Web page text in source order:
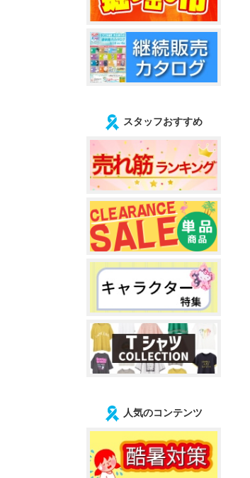
スタッフおすすめ
人気のコンテンツ